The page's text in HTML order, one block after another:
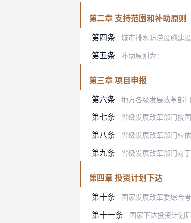
第二章 支持范围和补助原则
第四条
城市排水防涝设施建
第五条 补助原则为：
第三章 项目申报
第六条
地方各级发展改革部门要
第七条 省级发展改革部门按国家
第八条 省级发展改革部门应依托
第九条 省级发展改革部门对于审核
第四章 投资计划下达
第十条
国家发展改革委综合考虑
第十一条 国家下达投资计划